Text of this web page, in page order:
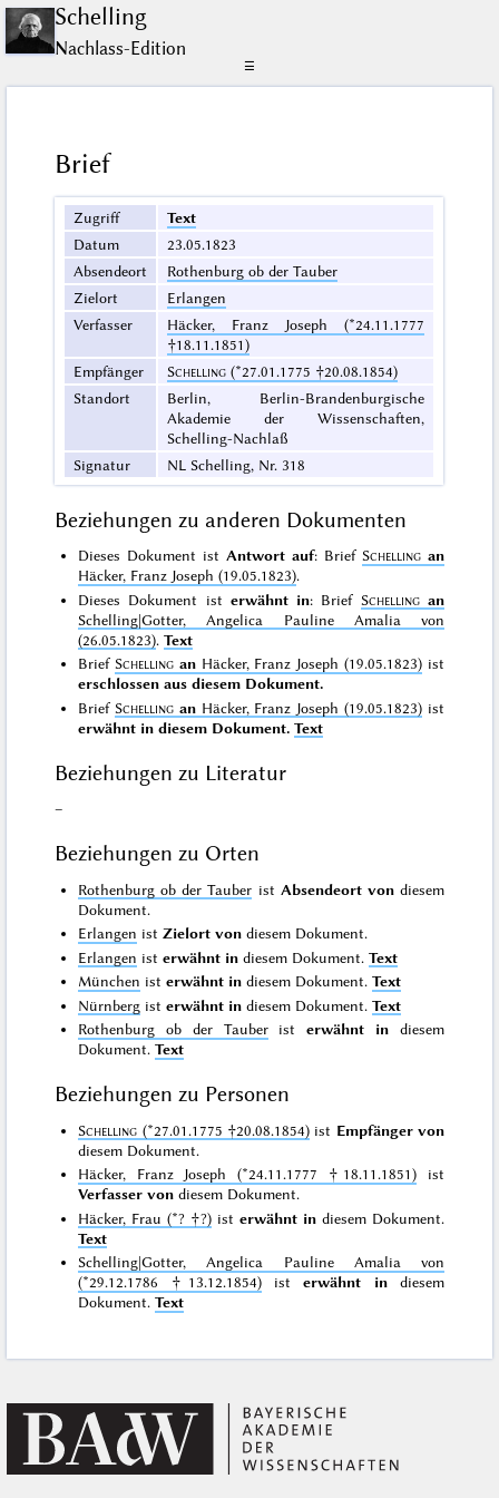
Schelling
Nachlass-Edition
☰
Brief
Zugriff
Text
Datum
23.05.1823
Absendeort
Rothenburg ob der Tauber
Zielort
Erlangen
Verfasser
Häcker, Franz Joseph (*24.11.1777
†18.11.1851)
Empfänger
Schelling (*27.01.1775 †20.08.1854)
Standort
Berlin, Berlin-Brandenburgische
Akademie der Wissenschaften,
Schelling-Nachlaß
Signatur
NL Schelling, Nr. 318
Beziehungen zu anderen Dokumenten
Dieses Dokument istAntwort auf: Brief Schelling an
Häcker, Franz Joseph (19.05.1823).
Dieses Dokument ist erwähnt in: Brief Schelling an
Schelling|Gotter, Angelica Pauline Amalia von
(26.05.1823).Text
BriefSchelling anHäcker, Franz Joseph (19.05.1823)ist
erschlossen aus diesem Dokument.
Brief Schelling anHäcker, Franz Joseph (19.05.1823)ist
erwähnt in diesem Dokument. Text
Beziehungen zu Literatur
–
Beziehungen zu Orten
Rothenburg ob der Tauber ist Absendeort vondiesem
Dokument.
Erlangen istZielort von diesem Dokument.
Erlangen isterwähnt in diesem Dokument.Text
München isterwähnt in diesem Dokument.Text
Nürnberg isterwähnt in diesem Dokument.Text
Rothenburg ob der Tauberisterwähnt indiesem
Dokument.Text
Beziehungen zu Personen
Schelling (*27.01.1775 †20.08.1854) ist Empfänger von
diesem Dokument.
Häcker, Franz Joseph (*24.11.1777 †18.11.1851) ist
Verfasser von diesem Dokument.
Häcker, Frau (*? †?) ist erwähnt indiesem Dokument.
Text
Schelling|Gotter, Angelica Pauline Amalia von
(*29.12.1786 †13.12.1854)isterwähnt indiesem
Dokument.Text